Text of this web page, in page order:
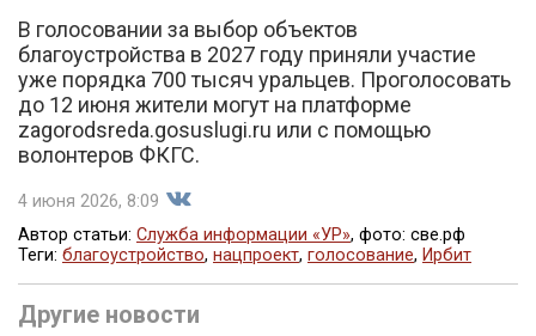
В голосовании за выбор объектов
благоустройства в 2027 году приняли участие
уже порядка 700 тысяч уральцев. Проголосовать
до 12 июня жители могут на платформе
zagorodsreda.gosuslugi.ru или с помощью
волонтеров ФКГС.
4 июня 2026, 8:09
Поделиться
Автор статьи: Служба информации «УР», фото: све.рф
Теги: благоустройство, нацпроект, голосование, Ирбит
Другие новости